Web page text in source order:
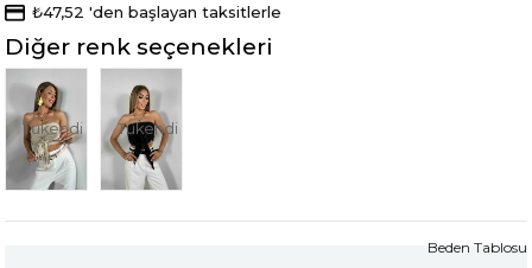
₺47,52 'den başlayan taksitlerle
Diğer renk seçenekleri
Tükendi Tükendi
Beden Tablosu